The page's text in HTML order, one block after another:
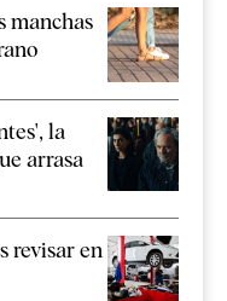
manchas
la
arrasa
revisar en